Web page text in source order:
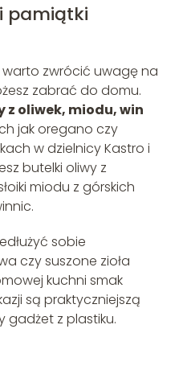
pamiątki
zwrócić uwagę na
zabrać do domu.
z oliwek, miodu, win
jak oregano czy
w dzielnicy Kastro i
butelki oliwy z
miodu z górskich
sobie
czy suszone zioła
kuchni smak
są praktyczniejszą
gadżet z plastiku.